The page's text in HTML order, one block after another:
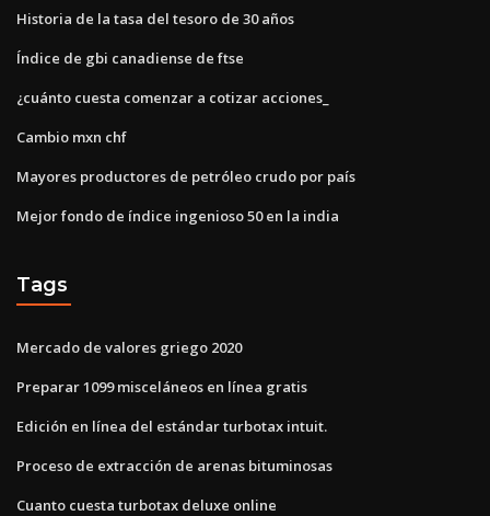
Historia de la tasa del tesoro de 30 años
Índice de gbi canadiense de ftse
¿cuánto cuesta comenzar a cotizar acciones_
Cambio mxn chf
Mayores productores de petróleo crudo por país
Mejor fondo de índice ingenioso 50 en la india
Tags
Mercado de valores griego 2020
Preparar 1099 misceláneos en línea gratis
Edición en línea del estándar turbotax intuit.
Proceso de extracción de arenas bituminosas
Cuanto cuesta turbotax deluxe online